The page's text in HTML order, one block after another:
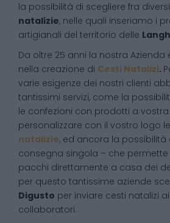
la possibilità di scegliere fra
natalizie, nelle quali inseriamo i
artigianali del territorio delle
Da oltre 25 anni la nostra Azienda
nella creazione di Cesti Natalizi.
varie esigenze dei nostri clienti
tantissimi servizi, come la
le confezioni con prodotti a
personalizzare con il vostro logo le
natalizie, ed ancora la possibilità
consegna singola – che
pacchi direttamente a casa dei
per questo tantissime aziende
Digusto per inviare cesti natalizi
collaboratori.